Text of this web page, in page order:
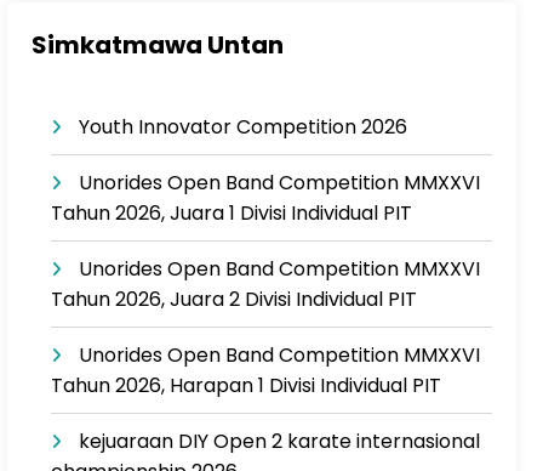
Simkatmawa Untan
Youth Innovator Competition 2026
Unorides Open Band Competition MMXXVI
Tahun 2026, Juara 1 Divisi Individual PIT
Unorides Open Band Competition MMXXVI
Tahun 2026, Juara 2 Divisi Individual PIT
Unorides Open Band Competition MMXXVI
Tahun 2026, Harapan 1 Divisi Individual PIT
kejuaraan DIY Open 2 karate internasional